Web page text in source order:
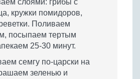
слоями: грибы с
кружки помидоров,
Поливаем
посыпаем тертым
25-30 минут.
семгу по-царски на
зеленью и